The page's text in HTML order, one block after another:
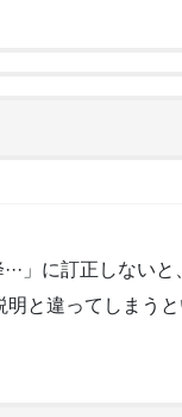
」に訂正しない
と違ってしまう